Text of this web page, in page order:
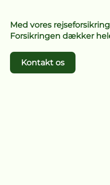
Med vores
Forsikringen dækker
Kontakt os